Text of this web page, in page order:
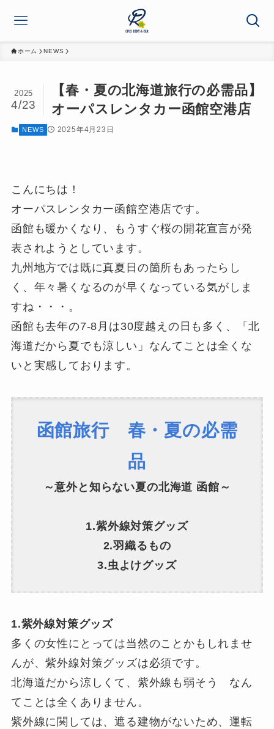
ホーム NEWS
【春・夏の北海道旅行の必需品】
オーパスレンタカー函館空港店
2025
4/23
NEWS 2025年4月23日
こんにちは！
オーパスレンタカー函館空港店です。
函館も暖かくなり、もうすぐ桜の開花宣言が発
表されようとしています。
九州地方では既に真夏日の箇所もあったらし
く、年々暑くなるのが早くなっている気がしま
すね・・・。
函館も去年の7-8月は30度越えの日も多く、「北
海道だから夏でも涼しい」なんてことは全くな
いと実感しております。
函館旅行 春・夏の必需
品
～意外と知らない夏の北海道 函館～
1.紫外線対策グッズ
2.羽織るもの
3.虫よけグッズ
1.紫外線対策グッズ
多くの女性にとっては当然のことかもしれませ
んが、紫外線対策グッズは必須です。
北海道だから涼しくて、紫外線も弱そう なん
てことは全くありません。
紫外線に関しては、遮る建物がないため、運転